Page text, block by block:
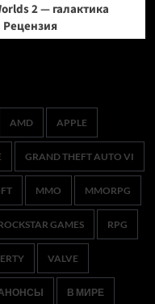
2 — галактика
Рецензия
AMD APPLE
GRAND THEFT AUTO VI
MMO MMORPG
GAMES RPG
VALVE
В МИРЕ